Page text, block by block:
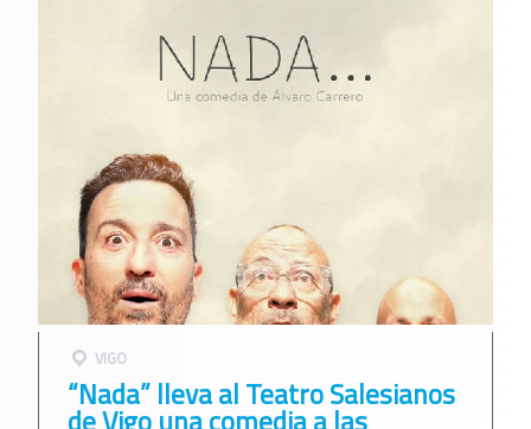
VIGO
“Nada” lleva al Teatro Salesianos